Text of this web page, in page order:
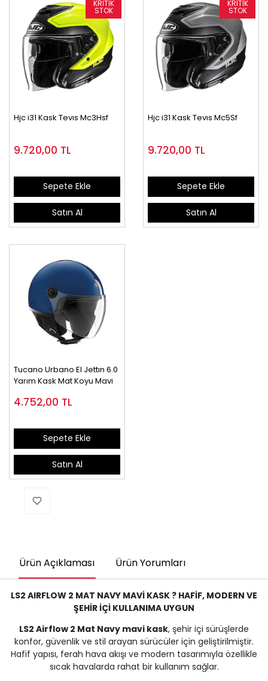
Hjc i31 Kask Tevıs Mc3Hsf
9.720,00 TL
Sepete Ekle
Satın Al
Hjc i31 Kask Tevıs Mc5Sf
9.720,00 TL
Sepete Ekle
Satın Al
Tucano Urbano El Jettın 6.0
Yarım Kask Mat Koyu Mavi
4.752,00 TL
Sepete Ekle
Satın Al
Ürün Açıklaması Ürün Yorumları
LS2 AIRFLOW 2 MAT NAVY MAVİ KASK ? HAFİF, MODERN VE
ŞEHİR İÇİ KULLANIMA UYGUN
LS2 Airflow 2 Mat Navy mavi kask, şehir içi sürüşlerde
konfor, güvenlik ve stil arayan sürücüler için geliştirilmiştir.
Hafif yapısı, ferah hava akışı ve modern tasarımıyla özellikle
sıcak havalarda rahat bir kullanım sağlar.